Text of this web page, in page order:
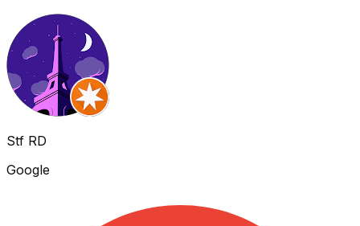
Stf RD
Google